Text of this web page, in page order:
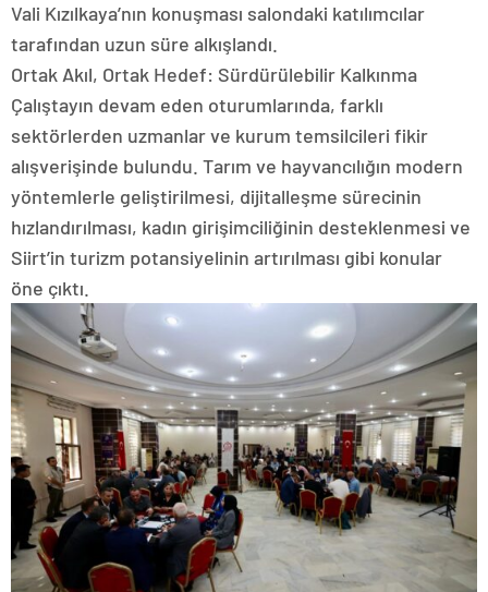
Vali Kızılkaya’nın konuşması salondaki katılımcılar
tarafından uzun süre alkışlandı.
Ortak Akıl, Ortak Hedef: Sürdürülebilir Kalkınma
Çalıştayın devam eden oturumlarında, farklı
sektörlerden uzmanlar ve kurum temsilcileri fikir
alışverişinde bulundu. Tarım ve hayvancılığın modern
yöntemlerle geliştirilmesi, dijitalleşme sürecinin
hızlandırılması, kadın girişimciliğinin desteklenmesi ve
Siirt’in turizm potansiyelinin artırılması gibi konular
öne çıktı.